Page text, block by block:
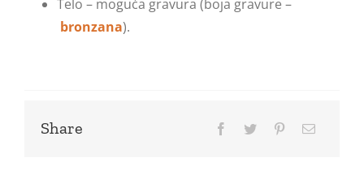
Telo – moguća gravura (boja gravure –
bronzana).
Share